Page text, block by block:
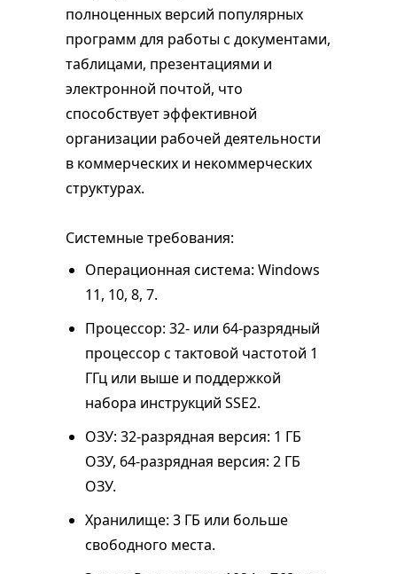
полноценных версий популярных
программ для работы с документами,
таблицами, презентациями и
электронной почтой, что
способствует эффективной
организации рабочей деятельности
в коммерческих и некоммерческих
структурах.
Системные требования:
Операционная система: Windows
11, 10, 8, 7.
Процессор: 32- или 64-разрядный
процессор с тактовой частотой 1
ГГц или выше и поддержкой
набора инструкций SSE2.
ОЗУ: 32-разрядная версия: 1 ГБ
ОЗУ, 64-разрядная версия: 2 ГБ
ОЗУ.
Хранилище: 3 ГБ или больше
свободного места.